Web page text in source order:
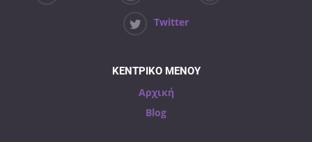
Twitter
ΚΕΝΤΡΙΚΟ ΜΕΝΟΥ
Αρχική
Blog